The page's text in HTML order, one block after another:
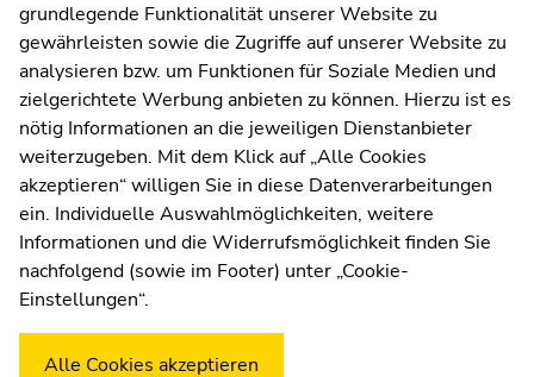
Moodle
UNIGRAZonline
Impressum
Datenschutzerklärung
Cookie-Einstellungen
Barrierefreiheitserklärung
WetterstationUni Graz
grundlegende Funktionalität unserer Website zu
gewährleisten sowie die Zugriffe auf unserer Website zu
analysieren bzw. um Funktionen für Soziale Medien und
zielgerichtete Werbung anbieten zu können. Hierzu ist es
nötig Informationen an die jeweiligen Dienstanbieter
weiterzugeben. Mit dem Klick auf „Alle Cookies
akzeptieren“ willigen Sie in diese Datenverarbeitungen
ein. Individuelle Auswahlmöglichkeiten, weitere
Informationen und die Widerrufsmöglichkeit finden Sie
nachfolgend (sowie im Footer) unter „Cookie-
Einstellungen“.
Alle Cookies akzeptieren